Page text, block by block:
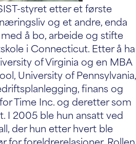
styret etter et første
og et andre, enda
å bo, arbeide og stifte
i Connecticut. Etter å ha
of Virginia og en MBA
University of Pennsylvania,
finans og
Time Inc. og deretter som
I 2005 ble hun ansatt ved
der hun etter hvert ble